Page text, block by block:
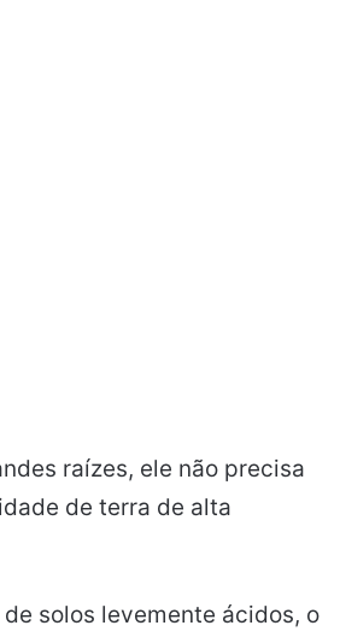
raízes, ele não precisa
de terra de alta
solos levemente ácidos, o